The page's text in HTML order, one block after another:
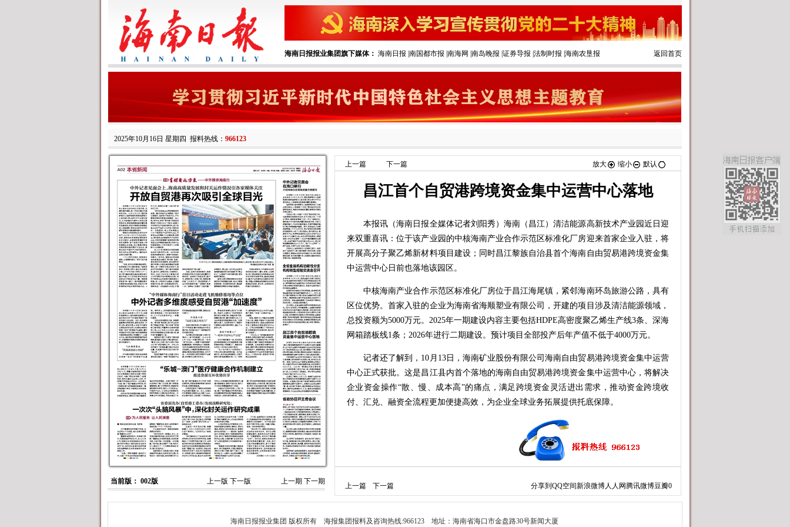
海南日报报业集团旗下媒体： 海南日报 南国都市报 南海网 南岛晚报 证券导报 法制时报 海南农垦报 返回首页
2025年10月16日 星期四 报料热线： 966123
当前版： 002版 上一版 下一版 上一期 下一期
上一篇 下一篇 放大 缩小 默认
昌江首个自贸港跨境资金集中运营中心落地
本报讯（海南日报全媒体记者刘阳秀）海南（昌江）清洁能源高新技术产业园近日迎
来双重喜讯：位于该产业园的中核海南产业合作示范区标准化厂房迎来首家企业入驻，将
开展高分子聚乙烯新材料项目建设；同时昌江黎族自治县首个海南自由贸易港跨境资金集
中运营中心日前也落地该园区。
中核海南产业合作示范区标准化厂房位于昌江海尾镇，紧邻海南环岛旅游公路，具有
区位优势。首家入驻的企业为海南省海顺塑业有限公司，开建的项目涉及清洁能源领域，
总投资额为5000万元。2025年一期建设内容主要包括HDPE高密度聚乙烯生产线3条、深海
网箱踏板线1条；2026年进行二期建设。预计项目全部投产后年产值不低于4000万元。
记者还了解到，10月13日，海南矿业股份有限公司海南自由贸易港跨境资金集中运营
中心正式获批。这是昌江县内首个落地的海南自由贸易港跨境资金集中运营中心，将解决
企业资金操作“散、慢、成本高”的痛点，满足跨境资金灵活进出需求，推动资金跨境收
付、汇兑、融资全流程更加便捷高效，为企业全球业务拓展提供托底保障。
上一篇 下一篇 分享到 QQ空间新浪微博人人网 腾讯微博豆瓣0